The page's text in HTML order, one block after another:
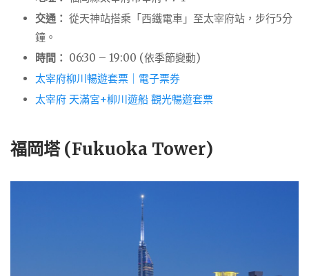
交通： 從天神站搭乘「西鐵電車」至太宰府站，步行5分
鐘。
時間： 06:30 – 19:00 (依季節變動)
太宰府柳川暢遊套票｜電子票券
太宰府 天滿宮+柳川遊船 觀光暢遊套票
福岡塔 (Fukuoka Tower)